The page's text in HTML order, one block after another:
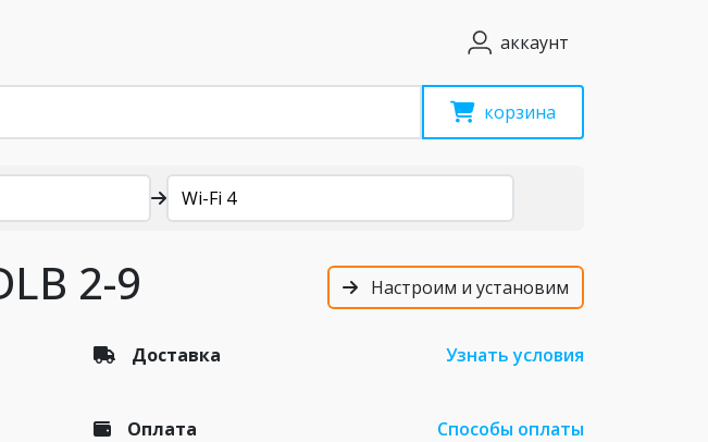
аккаунт
корзина
Wi-Fi 4
2-9 Настроим и установим
Доставка Узнать условия
Оплата Способы оплаты